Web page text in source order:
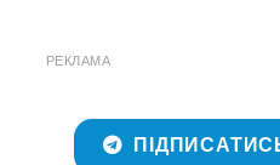
РЕКЛАМА